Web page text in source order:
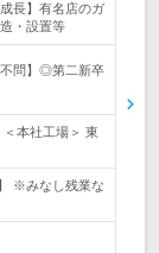
長】有名店のガ
・設置等
不問】◎第二新卒
本社工場＞ 東
※みなし残業な